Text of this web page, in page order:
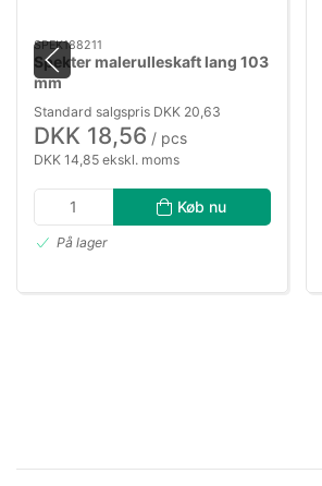
SPEK188211
Spekter malerulleskaft lang 103
mm
Standard salgspris DKK 20,63
DKK 18,56 / pcs
DKK 14,85 ekskl. moms
Køb nu
På lager